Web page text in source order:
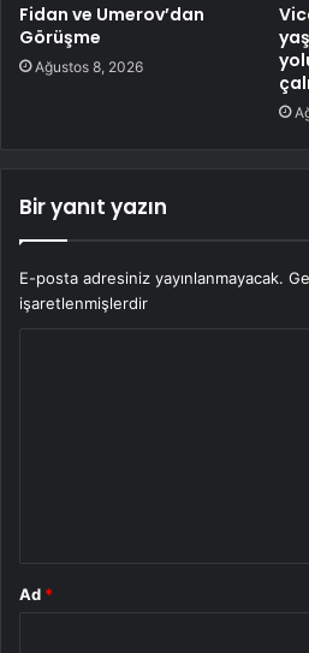
Fidan ve Umerov’dan
Görüşme
Ağustos 8, 2026
Bir yanıt yazın
E-posta adresiniz yayınlanmayacak.
işaretlenmişlerdir
Ad *